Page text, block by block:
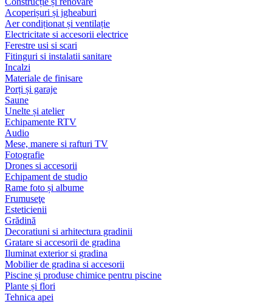
Acoperișuri și jgheaburi
Aer condiționat și ventilație
Electricitate si accesorii electrice
Ferestre usi si scari
Fitinguri si instalatii sanitare
Incalzi
Materiale de finisare
Porți și garaje
Saune
Unelte și atelier
Echipamente RTV
Audio
Mese, manere si rafturi TV
Fotografie
Drones si accesorii
Echipament de studio
Rame foto și albume
Frumuseţe
Esteticienii
Grădină
Decoratiuni si arhitectura gradinii
Gratare si accesorii de gradina
Iluminat exterior si gradina
Mobilier de gradina si accesorii
Piscine și produse chimice pentru piscine
Plante și flori
Tehnica apei